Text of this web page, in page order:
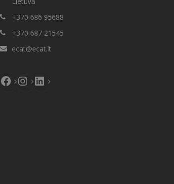
+370 686 95688
+370 687 21545
ecat@ecat.lt
Facebook
Instagram